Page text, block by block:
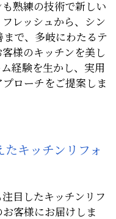
熟練の技術で新しい
レッシュから、シン
で、多岐にわたるテ
様のキッチンを美し
経験を生かし、実用
ローチをご提案しま
キッチンリフォ
目したキッチンリフ
客様にお届けしま